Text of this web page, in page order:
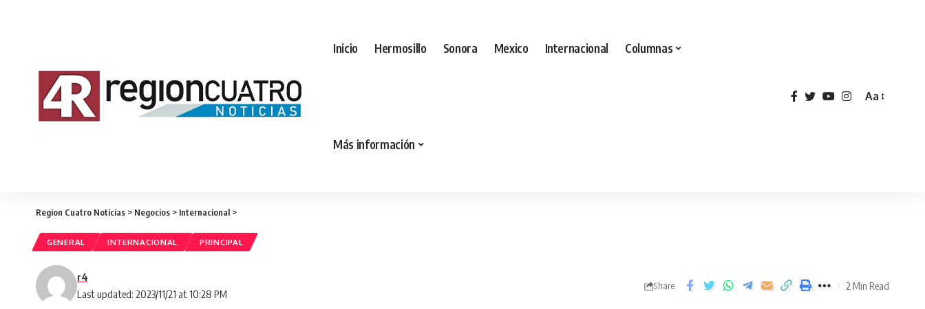
Inicio Hermosillo Sonora Mexico Internacional Columnas
Más información
Aa
Region Cuatro Noticias > Negocios > Internacional >
GENERAL INTERNACIONAL PRINCIPAL
Last updated: 2023/11/21 at 10:28 PM
r4
Share 2 Min Read